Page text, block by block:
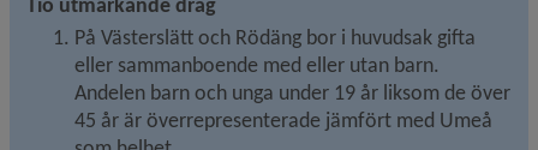
På Västerslätt och Rödäng bor i huvudsak gifta
eller sammanboende med eller utan barn.
Andelen barn och unga under 19 år liksom de över
45 år är överrepresenterade jämfört med Umeå